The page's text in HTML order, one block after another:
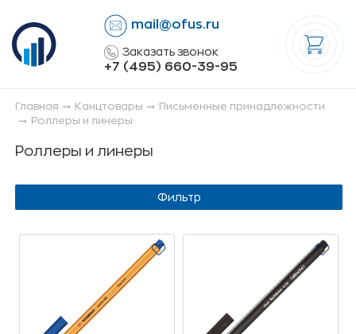
mail@ofus.ru
Заказать звонок
+7 (495) 660-39-95
Главная Канцтовары
Письменные принадлежности
Роллеры и линеры
Роллеры и линеры
Фильтр